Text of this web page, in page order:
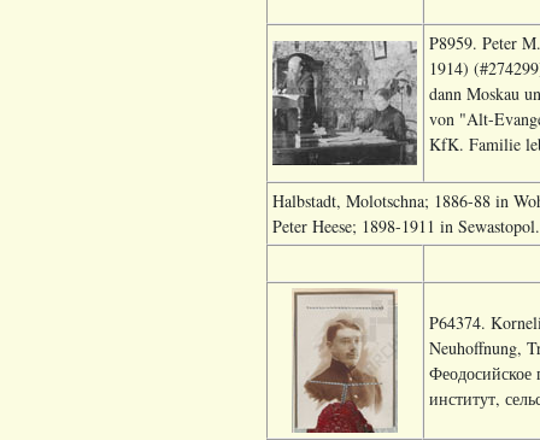
P8959. Peter
1914)
dann Moskau
von "Alt-
KfK. Familie
Halbstadt, Molotschna; 1886-88 in
Peter Heese; 1898-1911 in Sewastopol
P64374.
Neuhoffnung,
Феодосийское
институт,